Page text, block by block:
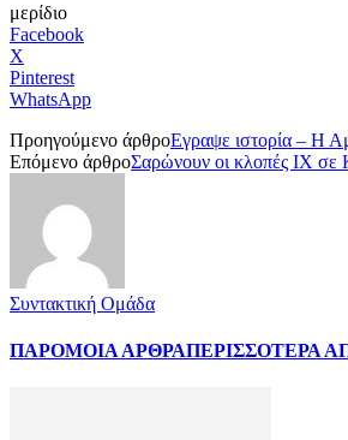
μερίδιο
Facebook
X
Pinterest
WhatsApp
Προηγούμενο άρθροΕγραψε ιστορία – Η
Επόμενο άρθροΣαρώνουν οι κλοπές ΙΧ σε
Συντακτική Ομάδα
ΠΑΡΟΜΟΙΑ ΑΡΘΡΑΠΕΡΙΣΣΟΤΕΡΑ